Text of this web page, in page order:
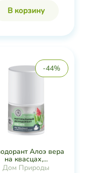
В корзину
-44%
Алоэ вера
на квасцах,...
Дом Природы